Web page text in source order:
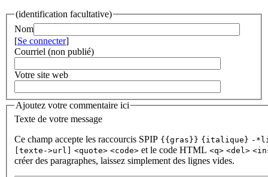
(identification facultative)
Nom
[Se connecter]
Courriel (non publié)
Votre site web
Ajoutez votre commentaire ici
Texte de votre message
Ce champ accepte les raccourcis SPIP {{gras}} {italique} -
[texte->url]
<quote> <code> et le code HTML <q> <del>
créer des paragraphes, laissez simplement des lignes vides.